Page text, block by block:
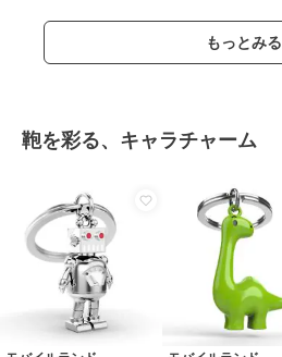
もっとみる
鞄を彩る、キャラチャーム